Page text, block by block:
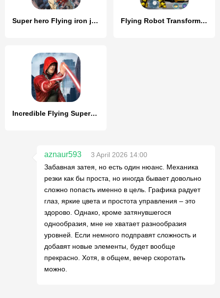
Super hero Flying iron jet man Flying Robot Transforming Game
Incredible Flying SuperHero 3D
aznaur593
3 April 2026 14:00
Забавная затея, но есть один нюанс. Механика
резки как бы проста, но иногда бывает довольно
сложно попасть именно в цель. Графика радует
глаз, яркие цвета и простота управления – это
здорово. Однако, кроме затянувшегося
однообразия, мне не хватает разнообразия
уровней. Если немного подправят сложность и
добавят новые элементы, будет вообще
прекрасно. Хотя, в общем, вечер скоротать
можно.